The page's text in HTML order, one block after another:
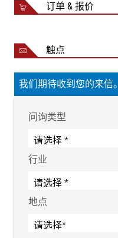
订单 & 报价
触点
我们期待收到您的来信。
问询类型
行业
地点